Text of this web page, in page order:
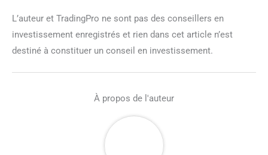
L’auteur et TradingPro ne sont pas des conseillers en
investissement enregistrés et rien dans cet article n’est
destiné à constituer un conseil en investissement.
À propos de l'auteur